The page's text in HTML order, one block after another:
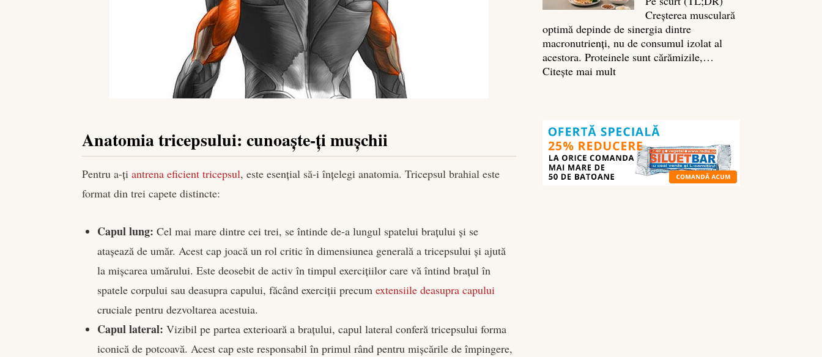
Anatomia tricepsului: cunoaște-ți mușchii
Pentru a-țiantrena eficient tricepsul, este esențial să-i înțelegi anatomia. Tricepsul brahial este
format din trei capete distincte:
Capul lung: Cel mai mare dintre cei trei, se întinde de-a lungul spatelui brațului și se
atașează de umăr. Acest cap joacă un rol critic în dimensiunea generală a tricepsului și ajută
la mișcarea umărului. Este deosebit de activ în timpul exercițiilor care vă întind brațul în
spatele corpului sau deasupra capului, făcând exerciții precumextensiile deasupra capului
cruciale pentru dezvoltarea acestuia.
Capul lateral: Vizibil pe partea exterioară a brațului, capul lateral conferă tricepsului forma
iconică de potcoavă. Acest cap este responsabil în primul rând pentru mișcările de împingere,
Creșterea musculară
optimă depinde de sinergia dintre
macronutrienți, nu de consumul izolat al
acestora. Proteinele sunt cărămizile,…
Citește mai mult:
culturism:
ce
să
mănânci